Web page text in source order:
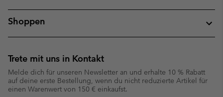
Shoppen
Trete mit uns in Kontakt
Melde dich für unseren Newsletter an und erhalte 10 % Rabatt
auf deine erste Bestellung, wenn du nicht reduzierte Artikel für
einen Warenwert von 150 € einkaufst.